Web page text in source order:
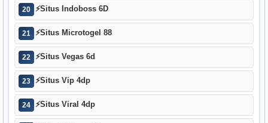
20 ⚡Situs Indoboss 6D
21 ⚡Situs Microtogel 88
22 ⚡Situs Vegas 6d
23 ⚡Situs Vip 4dp
24 ⚡Situs Viral 4dp